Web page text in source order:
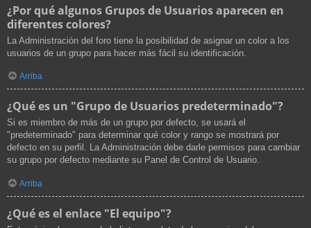
¿Por qué algunos Grupos de Usuarios aparecen en
diferentes colores?
La Administración del foro tiene la posibilidad de asignar un color a los
usuarios de un grupo para hacer más fácil su identificación.
Arriba
¿Qué es un "Grupo de Usuarios predeterminado"?
Si es miembro de más de un grupo por defecto, se usará el
"predeterminado" para determinar qué color y rango se mostrará por
defecto en su perfil. La Administración debe darle permisos para cambiar
su grupo por defecto mediante su Panel de Control de Usuario.
Arriba
¿Qué es el enlace "El equipo"?